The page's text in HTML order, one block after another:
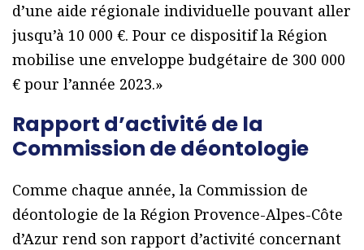
d’une aide régionale individuelle pouvant aller
jusqu’à 10 000 €. Pour ce dispositif la Région
mobilise une enveloppe budgétaire de 300 000
€ pour l’année 2023.»
Rapport d’activité de la
Commission de déontologie
Comme chaque année, la Commission de
déontologie de la Région Provence-Alpes-Côte
d’Azur rend son rapport d’activité concernant